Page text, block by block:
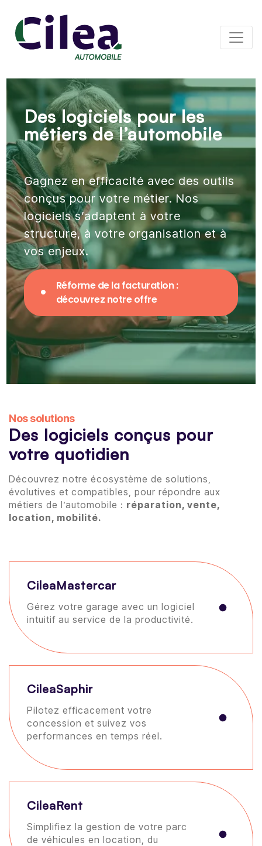
Des logiciels pour les
métiers de l’automobile
Gagnez en efficacité avec des outils
conçus pour votre métier. Nos
logiciels s’adaptent à votre
structure, à votre organisation et à
vos enjeux.
Réforme de la facturation :
découvrez notre offre
Nos solutions
Des logiciels conçus pour
votre quotidien
Découvrez notre écosystème de solutions,
évolutives et compatibles, pour répondre aux
métiers de l’automobile : réparation, vente,
location, mobilité.
CileaMastercar
Gérez votre garage avec un logiciel
intuitif au service de la productivité.
CileaSaphir
Pilotez efficacement votre
concession et suivez vos
performances en temps réel.
CileaRent
Simplifiez la gestion de votre parc
de véhicules en location, du